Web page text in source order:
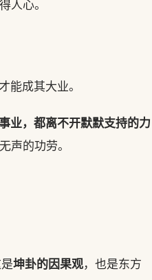
人心。
能成其大业。
业，都离不开默默支持的力
声的功劳。
坤卦的因果观，也是东方